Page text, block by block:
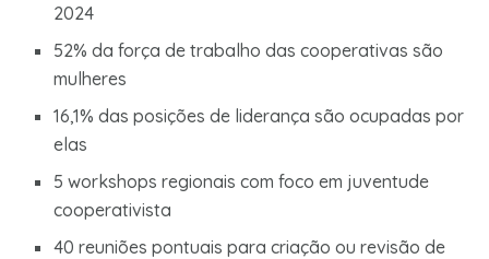
2024
52% da força de trabalho das cooperativas são
mulheres
16,1% das posições de liderança são ocupadas por
elas
5 workshops regionais com foco em juventude
cooperativista
40 reuniões pontuais para criação ou revisão de